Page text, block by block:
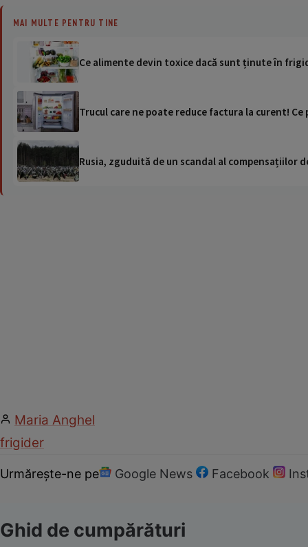
MAI MULTE PENTRU TINE
Ce alimente devin toxice dacă sunt ținute în
Trucul care ne poate reduce factura la curent!
Rusia, zguduită de un scandal al
Maria Anghel
frigider
Urmărește-ne pe Google News Facebook
Ghid de cumpărături